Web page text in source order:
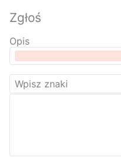
Zgłoś
Opis